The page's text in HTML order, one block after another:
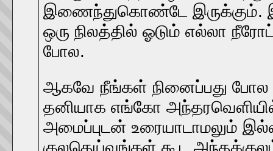
இணைந்துகொண்டே இருக்கும்.
ஒரு நிலத்தில் ஓடும் எல்லா
போல.
ஆகவே நீங்கள் நினைப்பது
தனியாக எங்கோ
அமைப்புடன் உரையாடாமலும்
குலதெய்வங்கள் கூட அந்தக்குலம்